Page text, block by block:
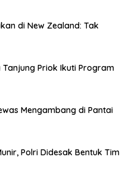
di New Zealand: Tak
Priok Ikuti Program
Mengambang di Pantai
Polri Didesak Bentuk Tim